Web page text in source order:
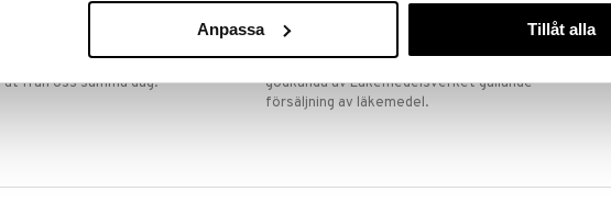
Anpassa Tillåt alla
före 14:00 (gäller varor i lager)
från oss samma dag.
GODKÄND AV LÄKEMEDELSVERKET
EU-logotypen är symbolen som visar att vi är
godkända av Läkemedelsverket gällande
försäljning av läkemedel.